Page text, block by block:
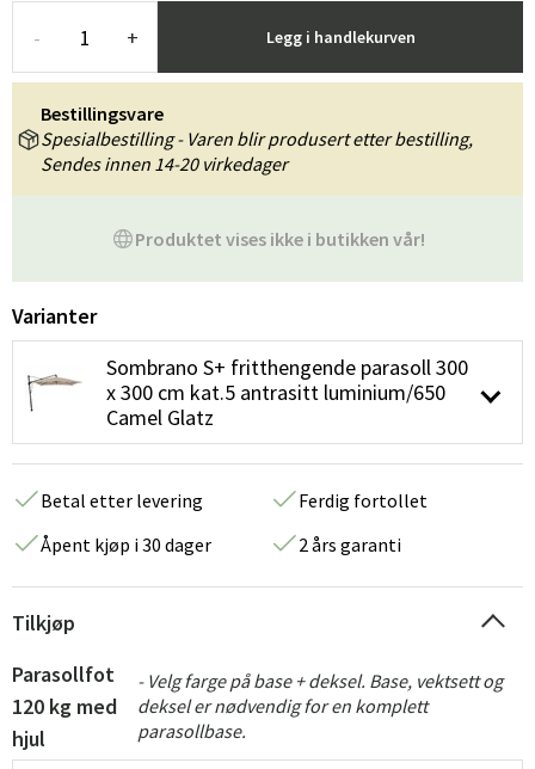
- + Legg i handlekurven
Produktet vises ikke i butikken vår!
Bestillingsvare
Spesialbestilling - Varen blir produsert etter bestilling,
Sendes innen 14-20 virkedager
Varianter
Sombrano S+ fritthengende parasoll 300
x 300 cm kat.5 antrasitt luminium/650
Camel Glatz
Betal etter levering
Ferdig fortollet
Åpent kjøp i 30 dager
2 års garanti
Tilkjøp
Parasollfot
120 kg med
hjul
- Velg farge på base + deksel. Base, vektsett og
deksel er nødvendig for en komplett
parasollbase.